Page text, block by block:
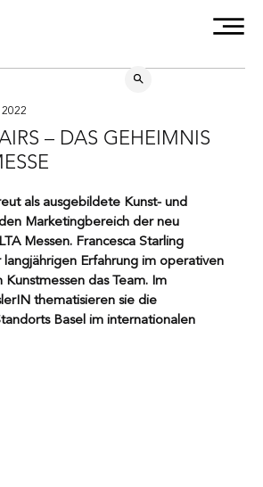
– DAS GEHEIMNIS
als ausgebildete Kunst- und
Marketingbereich der neu
Messen. Francesca Starling
langjährigen Erfahrung im operativen
Kunstmessen das Team. Im
thematisieren sie die
Basel im internationalen